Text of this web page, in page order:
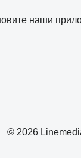
© 2026
наши